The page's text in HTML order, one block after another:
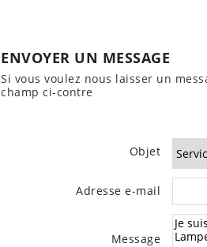
ENVOYER UN MESSAGE
Si vous voulez nous laisser un
champ ci-contre
Objet
Adresse e-mail
Message